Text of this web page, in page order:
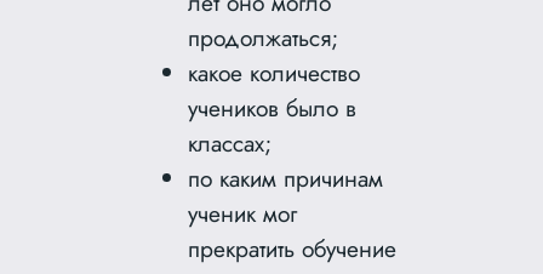
продолжаться;
какое количество
учеников было в
классах;
по каким причинам
ученик мог
прекратить обучение